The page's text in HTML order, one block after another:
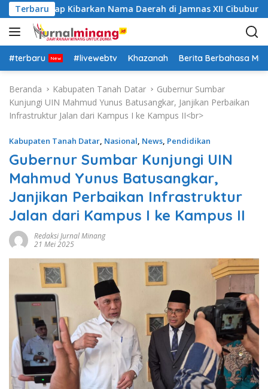
a
g
u
Terbaru
Siap Kibarkan Nama Daerah di Jamnas XII Cibubur
#terbaru #livewebtv Khazanah Berita Berbahasa
Beranda Kabupaten Tanah Datar
Gubernur Sumbar
Kunjungi UIN Mahmud Yunus Batusangkar, Janjikan Perbaikan
Infrastruktur Jalan dari Kampus I ke Kampus II<br>
Kabupaten Tanah Datar, Nasional, News, Pendidikan
Gubernur Sumbar Kunjungi UIN
Mahmud Yunus Batusangkar,
Janjikan Perbaikan Infrastruktur
Jalan dari Kampus I ke Kampus II
Redaksi Jurnal Minang
21 Mei 2025